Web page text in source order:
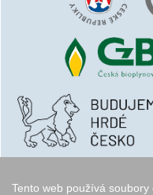
Tento web používá